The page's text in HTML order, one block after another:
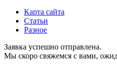
Карта сайта
Статьи
Разное
Заявка успешно отправлена.
Мы скоро свяжемся с вами,